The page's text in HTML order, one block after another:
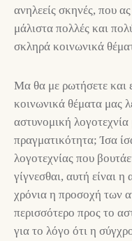
ανηλεείς σκηνές, που
μάλιστα πολλές και
σκληρά κοινωνικά
Μα θα με ρωτήσετε και
κοινωνικά θέματα μας
αστυνομική
πραγματικότητα; Ίσα
λογοτεχνίας που
γίγνεσθαι, αυτή είναι
χρόνια η προσοχή των
περισσότερο προς το
για το λόγο ότι η